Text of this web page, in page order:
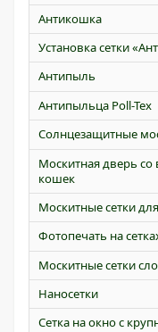
Антикошка
Установка сетки
Антипыль
Антипыльца Poll-Tex
Солнцезащитные
Москитная дверь со
кошек
Москитные сетки
Фотопечать на
Москитные сетки
Наносетки
Сетка на окно с